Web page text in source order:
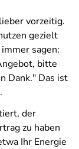
vorzeitig.
gezielt
sagen:
bitte
Dank." Das ist
der
zu haben
Ihr Energie